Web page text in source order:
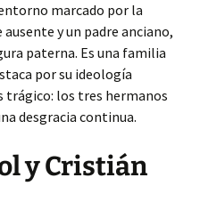
marcado por la
ausente y un padre anciano,
paterna. Es una familia
por su ideología
trágico: los tres hermanos
desgracia continua.
y Cristián